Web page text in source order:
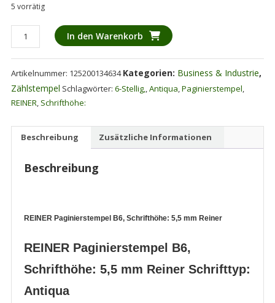
5 vorrätig
REINER
Paginierstempel
B6,
Schrifthöhe:
5,5
mm
Stellig,
Menge
In den Warenkorb
Artikelnummer: 125200134634 Kategorien: Business & Industrie,
Zählstempel Schlagwörter: 6-Stellig,,Antiqua,Paginierstempel,
REINER, Schrifthöhe:
Beschreibung Zusätzliche Informationen
Beschreibung
REINER Paginierstempel B6, Schrifthöhe: 5,5 mm Reiner
REINER Paginierstempel B6,
Schrifthöhe: 5,5 mm Reiner Schrifttyp:
Antiqua